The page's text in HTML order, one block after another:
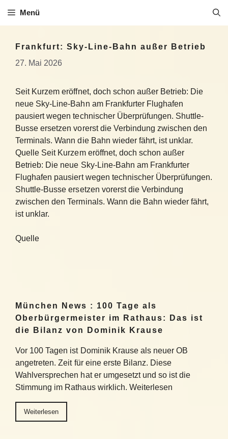
Inhalt
Menü
Frankfurt: Sky-Line-Bahn außer Betrieb
27. Mai 2026
Seit Kurzem eröffnet, doch schon außer Betrieb: Die
neue Sky-Line-Bahn am Frankfurter Flughafen
pausiert wegen technischer Überprüfungen. Shuttle-
Busse ersetzen vorerst die Verbindung zwischen den
Terminals. Wann die Bahn wieder fährt, ist unklar.
Quelle Seit Kurzem eröffnet, doch schon außer
Betrieb: Die neue Sky-Line-Bahn am Frankfurter
Flughafen pausiert wegen technischer Überprüfungen.
Shuttle-Busse ersetzen vorerst die Verbindung
zwischen den Terminals. Wann die Bahn wieder fährt,
ist unklar.
Quelle
München News : 100 Tage als
Oberbürgermeister im Rathaus: Das ist
die Bilanz von Dominik Krause
Vor 100 Tagen ist Dominik Krause als neuer OB
angetreten. Zeit für eine erste Bilanz. Diese
Wahlversprechen hat er umgesetzt und so ist die
Stimmung im Rathaus wirklich. Weiterlesen
Weiterlesen